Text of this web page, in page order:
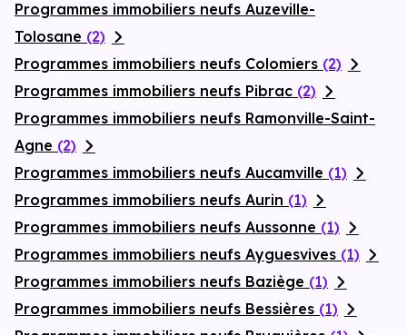
Programmes immobiliers neufs Auzeville-
Tolosane (2)
Programmes immobiliers neufs Colomiers (2)
Programmes immobiliers neufs Pibrac (2)
Programmes immobiliers neufs Ramonville-Saint-
Agne (2)
Programmes immobiliers neufs Aucamville (1)
Programmes immobiliers neufs Aurin (1)
Programmes immobiliers neufs Aussonne (1)
Programmes immobiliers neufs Ayguesvives (1)
Programmes immobiliers neufs Baziège (1)
Programmes immobiliers neufs Bessières (1)